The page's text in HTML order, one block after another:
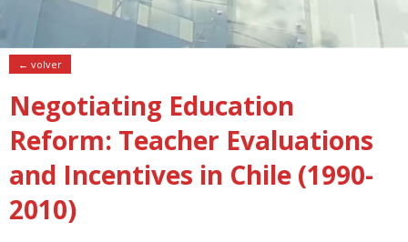
← volver
Negotiating Education
Reform: Teacher Evaluations
and Incentives in Chile (1990-
2010)